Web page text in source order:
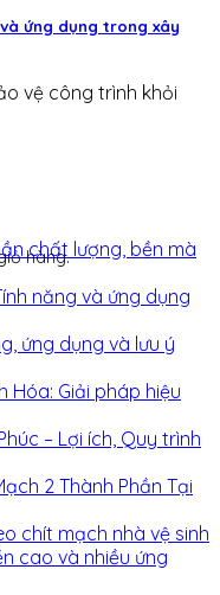
hàng.
ứng dụng trong xây
vệ công trình khỏi
chất lượng, bền mà
năng và ứng dụng
ứng dụng và lưu ý
Hóa: Giải pháp hiệu
– Lợi ích, Quy trình
2 Thành Phần Tại
chít mạch nhà vệ sinh
cao và nhiều ứng